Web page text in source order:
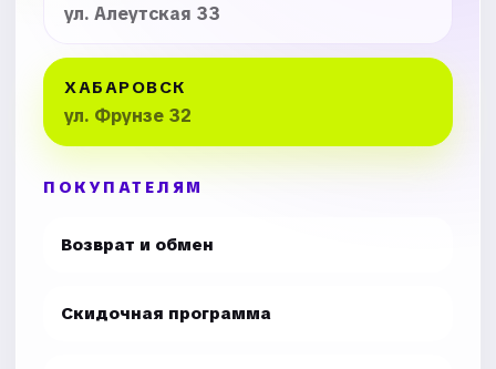
ул. Алеутская 33
ХАБАРОВСК
ул. Фрунзе 32
ПОКУПАТЕЛЯМ
Возврат и обмен
Скидочная программа